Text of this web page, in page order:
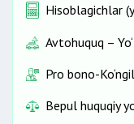
Hisoblagichlar
Avtohuquq –
Pro bono-
Bepul huquqiy